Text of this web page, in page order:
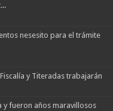
nesesito para el trámite
y Titeradas trabajarán
y fueron años maravillosos